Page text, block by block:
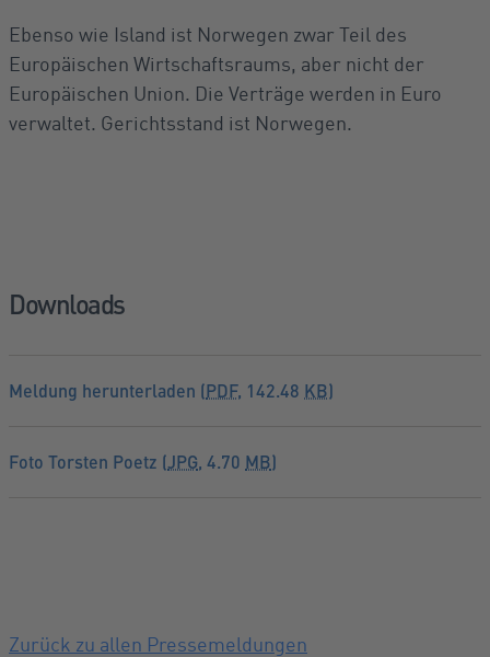
Ebenso wie Island ist Norwegen zwar Teil des
Europäischen Wirtschaftsraums, aber nicht der
Europäischen Union. Die Verträge werden in Euro
verwaltet. Gerichtsstand ist Norwegen.
Downloads
Meldung herunterladen (PDF, 142.48 KB)
Foto Torsten Poetz (JPG, 4.70 MB)
Zurück zu allen Pressemeldungen